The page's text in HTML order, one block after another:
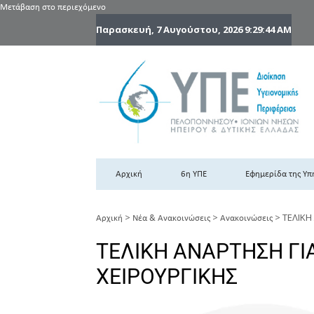
Μετάβαση στο περιεχόμενο
Παρασκευή, 7 Αυγούστου, 20269:29:45 AM
Αρχική 6η ΥΠΕ Εφημερίδα της
Αρχική > Νέα & Ανακοινώσεις > Ανακοινώσεις >
ΤΕΛΙΚΗ ΑΝΑΡΤΗΣΗ
ΧΕΙΡΟΥΡΓΙΚΗΣ